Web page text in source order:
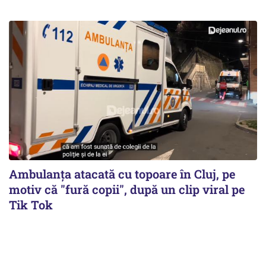
Ambulanța atacată cu topoare în Cluj, pe
motiv că "fură copii", după un clip viral pe
Tik Tok